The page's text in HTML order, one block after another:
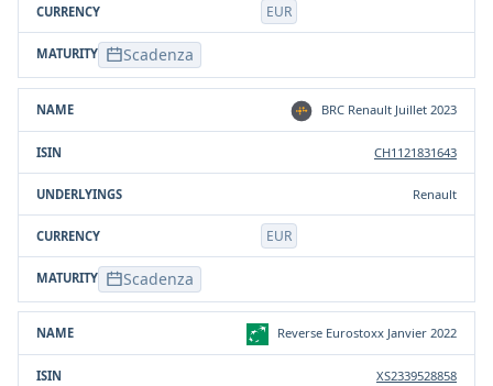
EUR
Scadenza
BRC Renault Juillet 2023
CH1121831643
Renault
EUR
Scadenza
Reverse Eurostoxx Janvier 2022
XS2339528858